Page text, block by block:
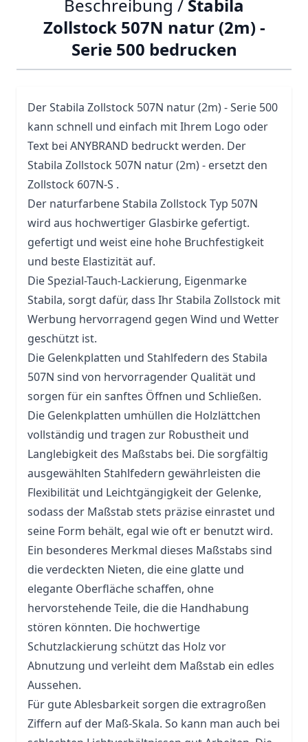
Beschreibung / Stabila
Zollstock 507N natur (2m) -
Serie 500 bedrucken
DerStabila Zollstock 507N natur (2m) - Serie 500
kann schnell und einfach mit Ihrem Logo oder
Text bei ANYBRAND bedruckt werden. Der
Stabila Zollstock 507N natur (2m) - ersetzt den
Zollstock 607N-S .
Der naturfarbene Stabila Zollstock Typ 507N
wird aus hochwertiger Glasbirke gefertigt.
gefertigt und weist eine hohe Bruchfestigkeit
und beste Elastizität auf.
Die Spezial-Tauch-Lackierung, Eigenmarke
Stabila, sorgt dafür, dass Ihr Stabila Zollstock mit
Werbung hervorragend gegen Wind und Wetter
geschützt ist.
Die Gelenkplatten und Stahlfedern des Stabila
507N sind von hervorragender Qualität und
sorgen für ein sanftes Öffnen und Schließen.
Die Gelenkplatten umhüllen die Holzlättchen
vollständig und tragen zur Robustheit und
Langlebigkeit des Maßstabs bei. Die sorgfältig
ausgewählten Stahlfedern gewährleisten die
Flexibilität und Leichtgängigkeit der Gelenke,
sodass der Maßstab stets präzise einrastet und
seine Form behält, egal wie oft er benutzt wird.
Ein besonderes Merkmal dieses Maßstabs sind
die verdeckten Nieten, die eine glatte und
elegante Oberfläche schaffen, ohne
hervorstehende Teile, die die Handhabung
stören könnten. Die hochwertige
Schutzlackierung schützt das Holz vor
Abnutzung und verleiht dem Maßstab ein edles
Aussehen.
Für gute Ablesbarkeit sorgen die extragroßen
Ziffern auf der Maß-Skala. So kann man auch bei